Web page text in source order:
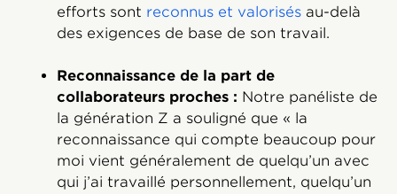
efforts sont reconnus et valorisés au-delà
des exigences de base de son travail.
Reconnaissance de la part de
collaborateurs proches : Notre panéliste de
la génération Z a souligné que « la
reconnaissance qui compte beaucoup pour
moi vient généralement de quelqu’un avec
qui j’ai travaillé personnellement, quelqu’un